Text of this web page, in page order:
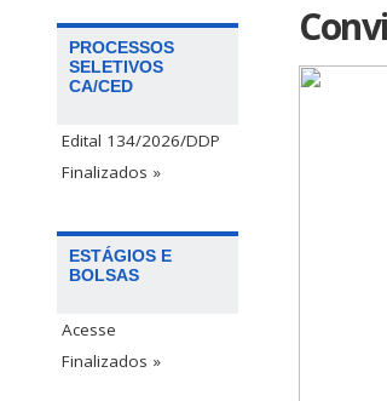
PROCESSOS
SELETIVOS
CA/CED
Edital 134/2026/DDP
Finalizados »
ESTÁGIOS E
BOLSAS
Acesse
Finalizados »